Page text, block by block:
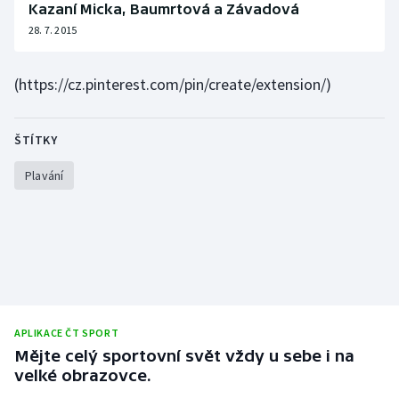
Kazaní Micka, Baumrtová a Závadová
28. 7. 2015
(https://cz.pinterest.com/pin/create/extension/)
ŠTÍTKY
Plavání
APLIKACE ČT SPORT
Mějte celý sportovní svět vždy u sebe i na
velké obrazovce.